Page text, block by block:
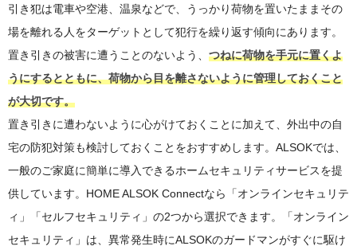
引き犯は電車や空港、温泉などで、うっかり荷物を置いたままその
場を離れる人をターゲットとして犯行を繰り返す傾向にあります。
置き引きの被害に遭うことのないよう、 つねに荷物を手元に置くよ
うにするとともに、荷物から目を離さないように管理しておくこと
が大切です。
置き引きに遭わないように心がけておくことに加えて、外出中の自
宅の防犯対策も検討しておくことをおすすめします。ALSOKでは、
一般のご家庭に簡単に導入できるホームセキュリティサービスを提
供しています。HOME ALSOK Connectなら「オンラインセキュリテ
ィ」「セルフセキュリティ」の2つから選択できます。「オンライン
セキュリティ」は、異常発生時にALSOKのガードマンがすぐに駆け